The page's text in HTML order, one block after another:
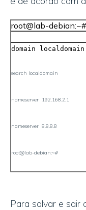
root@lab-
domain localdomain
search localdomain
nameserver 192.168.2.1
nameserver 8.8.8.8
root@lab-debian:~#
Para salvar e sair